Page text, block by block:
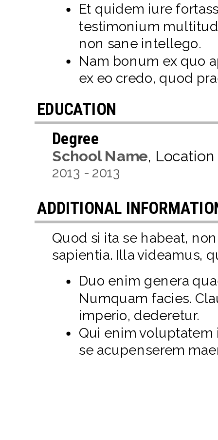
Et quidem iure
testimonium
non sane intellego.
Nam bonum ex quo
ex eo credo, quod
EDUCATION
Degree
School Name, Location
2013 - 2013
ADDITIONAL
Quod si ita se habeat,
sapientia. Illa videamus,
Duo enim genera
Numquam facies.
imperio, dederetur.
Qui enim
se acupenserem